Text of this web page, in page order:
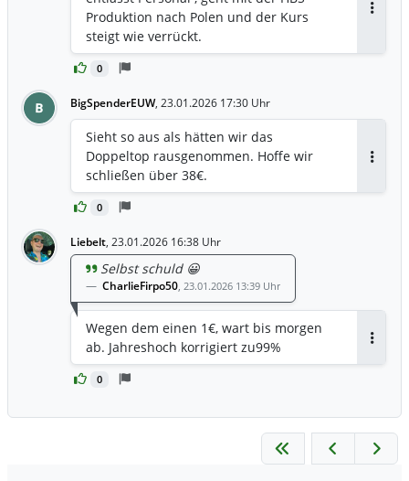
0
Produktion nach Polen und der Kurs
steigt wie verrückt.
B BigSpenderEUW, 23.01.2026 17:30 Uhr
0
Sieht so aus als hätten wir das
Doppeltop rausgenommen. Hoffe wir
schließen über 38€.
Liebelt, 23.01.2026 16:38 Uhr
0
Selbst schuld 😀
CharlieFirpo50, 23.01.2026 13:39 Uhr
Wegen dem einen 1€, wart bis morgen
ab. Jahreshoch korrigiert zu99%